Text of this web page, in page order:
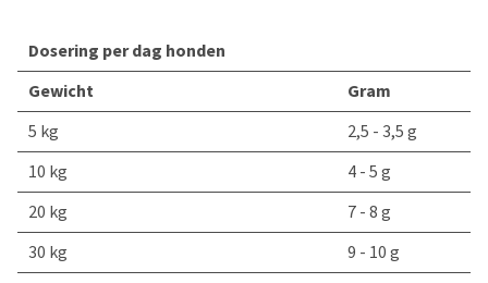
Dosering per dag honden
Gewicht
Gram
5 kg
2,5 - 3,5 g
10 kg
4 - 5 g
20 kg
7 - 8 g
30 kg
9 - 10 g